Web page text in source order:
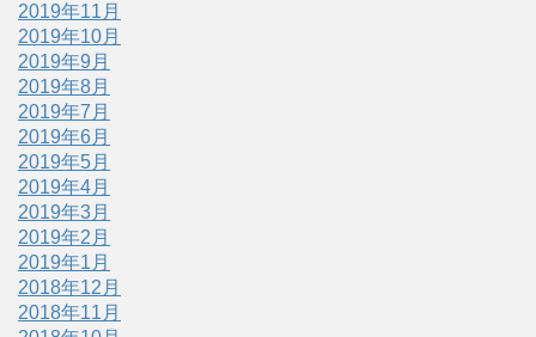
2019年11月
2019年10月
2019年9月
2019年8月
2019年7月
2019年6月
2019年5月
2019年4月
2019年3月
2019年2月
2019年1月
2018年12月
2018年11月